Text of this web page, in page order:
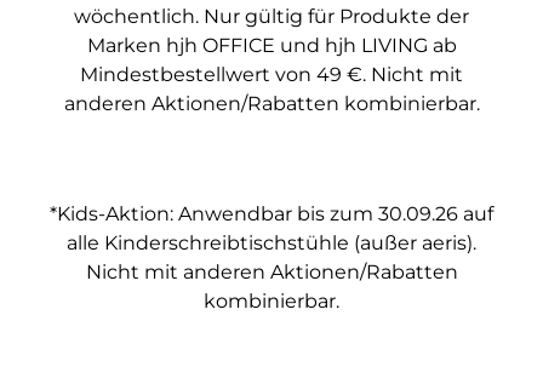
wöchentlich. Nur gültig für Produkte der
Marken hjh OFFICE und hjh LIVING ab
Mindestbestellwert von 49 €. Nicht mit
anderen Aktionen/Rabatten kombinierbar.
*Kids-Aktion: Anwendbar bis zum 30.09.26 auf
alle Kinderschreibtischstühle (außer aeris).
Nicht mit anderen Aktionen/Rabatten
kombinierbar.